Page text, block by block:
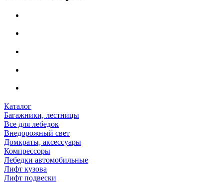
Каталог
Багажники, лестницы
Все для лебедок
Внедорожный свет
Домкраты, аксессуары
Компрессоры
Лебедки автомобильные
Лифт кузова
Лифт подвески